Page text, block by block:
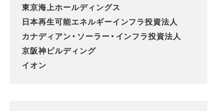
東京海上ホールディングス
日本再生可能エネルギーインフラ投資法人
カナディアン・ソーラー・インフラ投資法人
京阪神ビルディング
イオン